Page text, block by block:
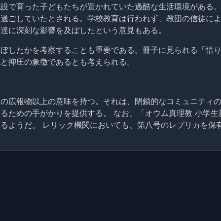
で育った子どもたちが置かれていた過酷な生活環境がある
ごしていたとされる。学校教育は行われず、教団の信徒に
に深刻な影響を及ぼしたという意見もある。
したかを考察することも重要である。冊子に見られる「悟
抑圧の象徴であるとも考えられる。
広報物以上の意味を持つ。それは、閉鎖的なコミュニティ
ための手がかりを提供する。 なお、「オウム真理教 小学
ようだ。 レリック機関においても、第八号のレプリカを保